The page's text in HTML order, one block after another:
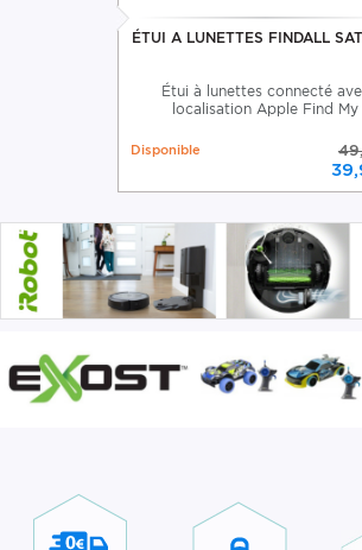
ÉTUI A LUNETTES FINDALL
Étui à lunettes connecté
localisation Apple Find My
Disponible